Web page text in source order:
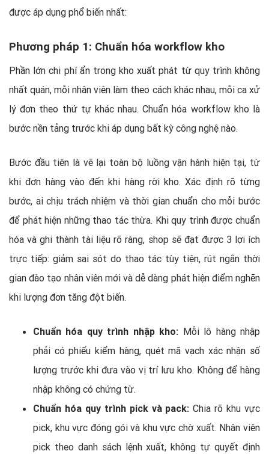
được áp dụng phổ biến nhất:
Phương pháp 1: Chuẩn hóa workflow kho
Phần lớn chi phí ẩn trong kho xuất phát từ quy trình không
nhất quán, mỗi nhân viên làm theo cách khác nhau, mỗi ca xử
lý đơn theo thứ tự khác nhau. Chuẩn hóa workflow kho là
bước nền tảng trước khi áp dụng bất kỳ công nghệ nào.
Bước đầu tiên là vẽ lại toàn bộ luồng vận hành hiện tại, từ
khi đơn hàng vào đến khi hàng rời kho. Xác định rõ từng
bước, ai chịu trách nhiệm và thời gian chuẩn cho mỗi bước
để phát hiện những thao tác thừa. Khi quy trình được chuẩn
hóa và ghi thành tài liệu rõ ràng, shop sẽ đạt được 3 lợi ích
trực tiếp: giảm sai sót do thao tác tùy tiện, rút ngắn thời
gian đào tạo nhân viên mới và dễ dàng phát hiện điểm nghẽn
khi lượng đơn tăng đột biến.
Chuẩn hóa quy trình nhập kho: Mỗi lô hàng nhập
phải có phiếu kiểm hàng, quét mã vạch xác nhận số
lượng trước khi đưa vào vị trí lưu kho. Không để hàng
nhập không có chứng từ.
Chuẩn hóa quy trình pick và pack:Chia rõ khu vực
pick, khu vực đóng gói và khu vực chờ xuất. Nhân viên
pick theo danh sách lệnh xuất, không tự quyết định